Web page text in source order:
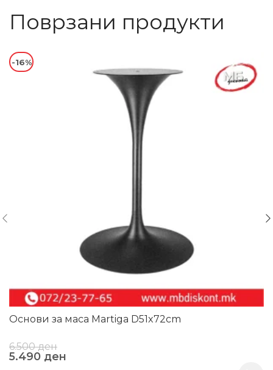
Поврзани продукти
-16%
Основи за маса Martiga D51x72cm
6.500ден
5.490 ден